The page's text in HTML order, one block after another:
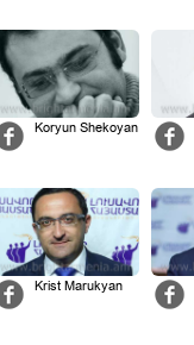
Koryun Shekoyan
Krist Marukyan